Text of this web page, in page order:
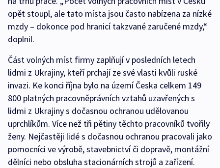
opět stoupl, ale tato místa jsou často nabízena za nízké
mzdy – dokonce pod hranicí takzvané zaručené mzdy,“
doplnil.
Část volných míst firmy zaplňují v posledních letech
lidmi z Ukrajiny, kteří prchají ze své vlasti kvůli ruské
invazi. Ke konci října bylo na území Česka celkem 149
800 platných pracovněprávních vztahů uzavřených s
lidmi z Ukrajiny s dočasnou ochranou udělovanou
uprchlíkům. Více než tři pětiny těchto pracovníků tvořily
ženy. Nejčastěji lidé s dočasnou ochranou pracovali jako
pomocníci ve výrobě, stavebnictví či dopravě, montážní
dělníci nebo obsluha stacionárních strojů a zařízení.